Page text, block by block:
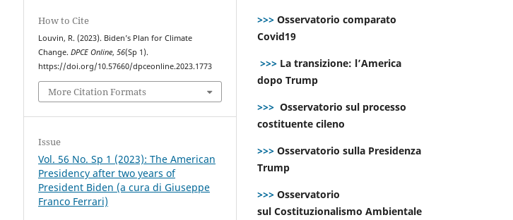
How to Cite
Louvin, R. (2023). Biden’s Plan for Climate
Change.DPCE Online,56(Sp 1).
https://doi.org/10.57660/dpceonline.2023.1773
More Citation Formats
Issue
Vol. 56 No. Sp 1 (2023): The American
Presidency after two years of
President Biden (a cura di Giuseppe
Franco Ferrari)
>>> Osservatorio comparato
Covid19
>>> La transizione: l’America
dopo Trump
>>> Osservatorio sul processo
costituente cileno
>>> Osservatorio sulla Presidenza
Trump
>>> Osservatorio
sul Costituzionalismo Ambientale